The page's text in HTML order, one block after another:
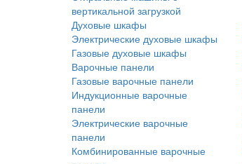
вертикальной загрузкой
Духовые шкафы
Электрические духовые шкафы
Газовые духовые шкафы
Варочные панели
Газовые варочные панели
Индукционные варочные
панели
Электрические варочные
панели
Комбинированные варочные